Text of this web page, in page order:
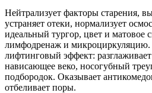
Нейтрализует факторы старения,
устраняет отеки, нормализует
идеальный тургор, цвет и матовое
лимфодренаж и микроциркуляцию.
лифтинговый эффект:
нависающее веко, носогубный
подбородок. Оказывает
отбеливает поры.